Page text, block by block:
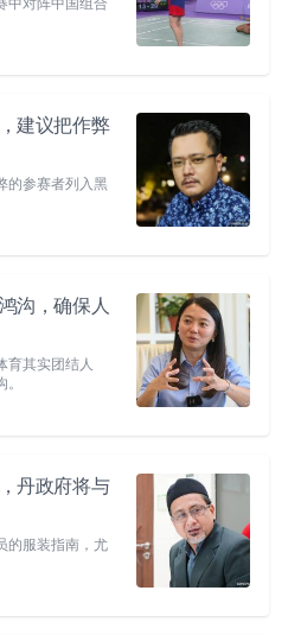
建议把作弊
的参赛者列入黑
沟，确保人
育其实团结人
丹政府将与
的服装指南，尤